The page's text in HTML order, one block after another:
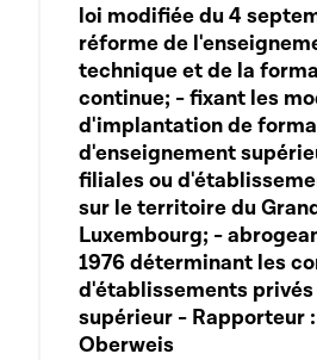
loi modifiée du 4
réforme de
technique et de la
continue; - fixant les
d'implantation de
d'enseignement
filiales ou
sur le territoire du
Luxembourg; -
1976 déterminant les
d'établissements
supérieur - Rapporteur
Oberweis